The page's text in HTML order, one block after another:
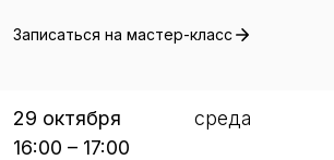
Записаться на мастер-класс
29 октября
среда
16:00 – 17:00